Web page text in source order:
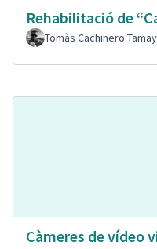
Rehabilitació de
Tomàs Cachinero
Càmeres de vídeo